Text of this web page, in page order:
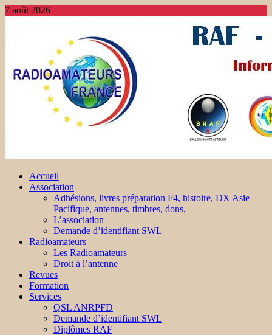
7 août 2026
Accueil
Association
Adhésions, livres préparation F4, histoire, DX Asie
Pacifique, antennes, timbres, dons,
L’association
Demande d’identifiant SWL
Radioamateurs
Les Radioamateurs
Droit à l’antenne
Revues
Formation
Services
QSL ANRPFD
Demande d’identifiant SWL
Diplômes RAF